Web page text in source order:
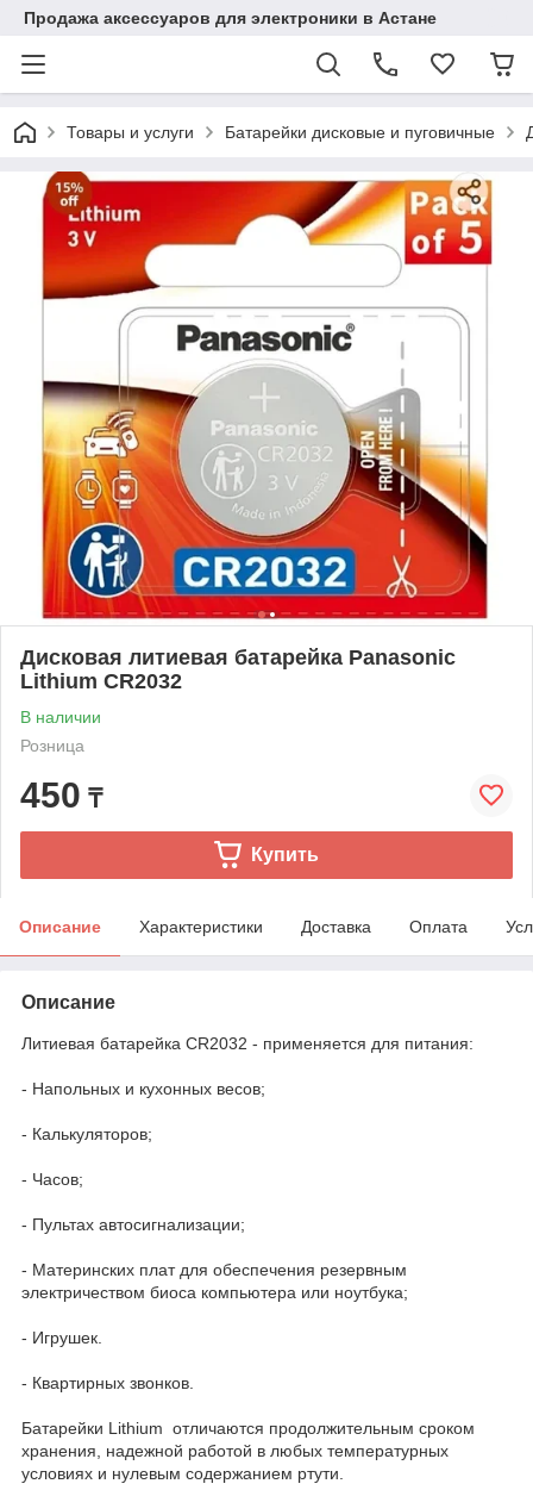
Продажа аксессуаров для электроники в Астане
Товары и услуги Батарейки дисковые и пуговичные
Дисковая литиевая батарейка Panasonic
Lithium CR2032
В наличии
Розница
450 ₸
Купить
Описание Характеристики Доставка Оплата
Описание
Литиевая батарейка CR2032 - применяется для питания:
- Напольных и кухонных весов;
- Калькуляторов;
- Часов;
- Пультах автосигнализации;
- Материнских плат для обеспечения резервным
электричеством биоса компьютера или ноутбука;
- Игрушек.
- Квартирных звонков.
Батарейки Lithium отличаются продолжительным сроком
хранения, надежной работой в любых температурных
условиях и нулевым содержанием ртути.